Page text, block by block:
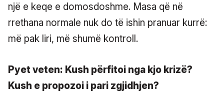
një e keqe e domosdoshme. Masa që në
rrethana normale nuk do të ishin pranuar kurrë:
më pak liri, më shumë kontroll.
Pyet veten: Kush përfitoi nga kjo krizë?
Kush e propozoi i pari zgjidhjen?